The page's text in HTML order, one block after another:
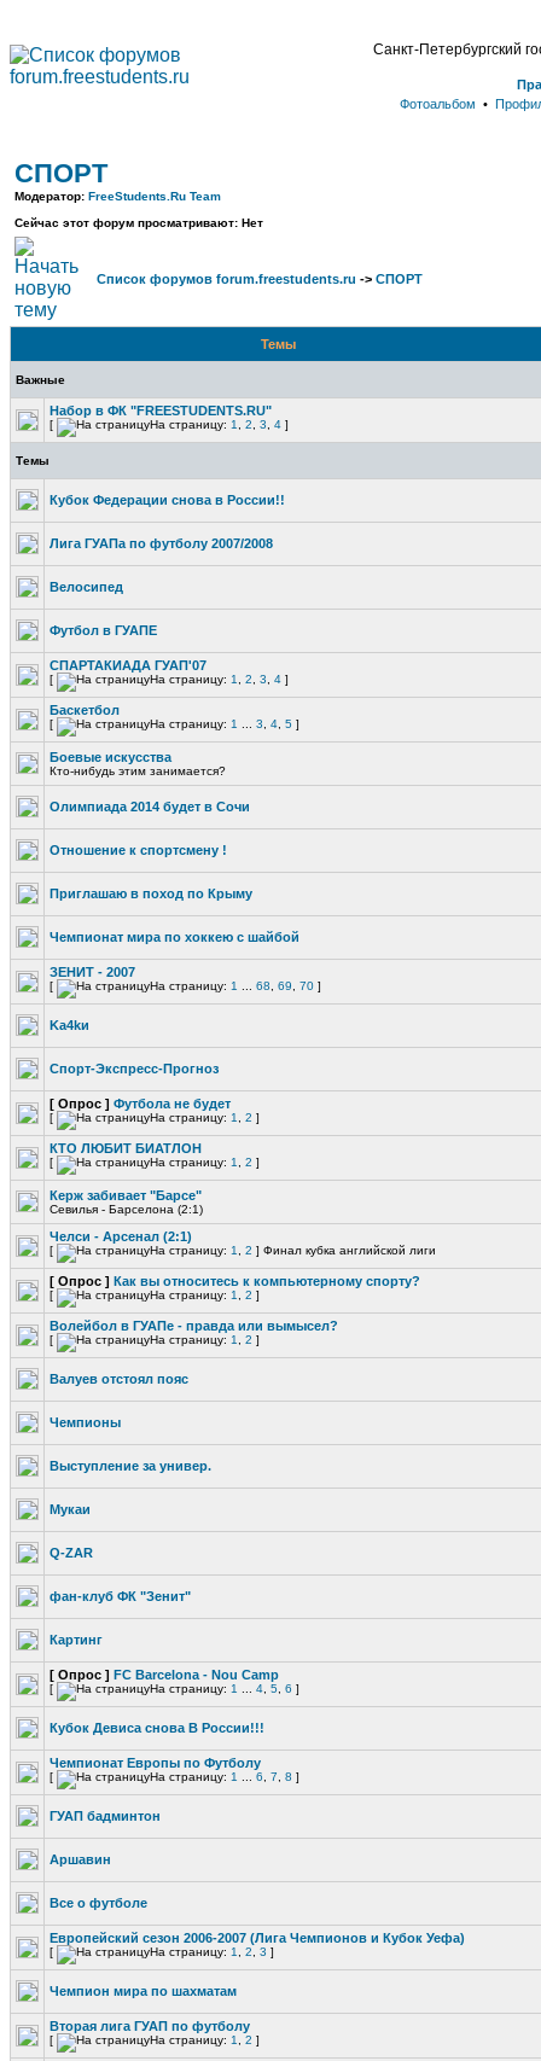
Санкт-Петербургский
Фотоальбом •
СПОРТ
Модератор: FreeStudents.Ru Team
Сейчас этот форум просматривают: Нет
Список форумов forum.freestudents.ru -> СПОРТ
Темы
Важные
Набор в ФК "FREESTUDENTS.RU"
[ На страницу: 1 2 3 4 ]
Темы
Кубок Федерации снова в России!!
Лига ГУАПа по футболу 2007/2008
Велосипед
Футбол в ГУАПЕ
СПАРТАКИАДА ГУАП'07
[ На страницу: 1 2 3 4 ]
Баскетбол
[ На страницу: 1 3 4 5 ]
Боевые искусства
Кто-нибудь этим занимается?
Олимпиада 2014 будет в Сочи
Отношение к спортсмену !
Приглашаю в поход по Крыму
Чемпионат мира по хоккею с шайбой
ЗЕНИТ - 2007
[ На страницу: 1 68 69 70 ]
Ka4kи
Спорт-Экспресс-Прогноз
[ Опрос ] Футбола не будет
[ На страницу: 1 2 ]
КТО ЛЮБИТ БИАТЛОН
[ На страницу: 1 2 ]
Керж забивает "Барсе"
Севилья - Барселона (2:1)
Челси - Арсенал (2:1)
[ На страницу: 1 2 ] Финал кубка английской лиги
[ Опрос ] Как вы относитесь к компьютерному спорту?
[ На страницу: 1 2 ]
Волейбол в ГУАПе - правда или вымысел?
[ На страницу: 1 2 ]
Валуев отстоял пояс
Чемпионы
Выступление за универ.
Мукаи
Q-ZAR
фан-клуб ФК "Зенит"
Картинг
[ Опрос ] FC Barcelona - Nou Camp
[ На страницу: 1 4 5 6 ]
Кубок Девиса снова В России!!!
Чемпионат Европы по Футболу
[ На страницу: 1 6 7 8 ]
ГУАП бадминтон
Аршавин
Все о футболе
Европейский сезон 2006-2007 (Лига Чемпионов и Кубок Уефа)
[ На страницу: 1 2 3 ]
Чемпион мира по шахматам
Вторая лига ГУАП по футболу
[ На страницу: 1 2 ]